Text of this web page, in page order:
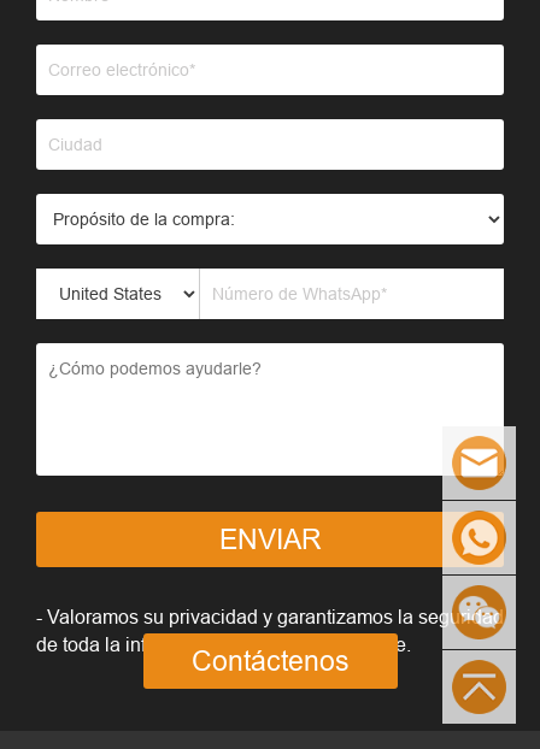
ENVIAR
- Valoramos su privacidad y garantizamos la seguridad
de toda la información que nos proporcione.
Contáctenos